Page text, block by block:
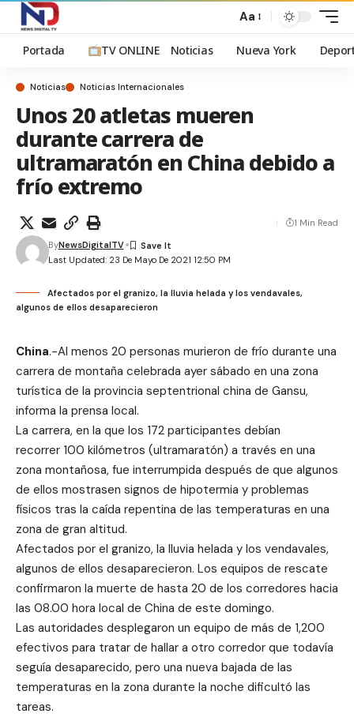
Aa
Portada TV ONLINE Noticias Nueva York
Noticias Noticias Internacionales
Unos 20 atletas mueren
durante carrera de
ultramaratón en China debido a
frío extremo
Last Updated: 23 De Mayo De 2021 12:50 PM
ByNewsDigitalTV
1 Min Read
Afectados por el granizo, la lluvia helada y los vendavales,
algunos de ellos desaparecieron
China.-Al menos 20 personas murieron de frío durante una
carrera de montaña celebrada ayer sábado en una zona
turística de la provincia septentrional china de Gansu,
informa la prensa local.
La carrera, en la que los 172 participantes debían
recorrer 100 kilómetros (ultramaratón) a través en una
zona montañosa, fue interrumpida después de que algunos
de ellos mostrasen signos de hipotermia y problemas
físicos tras la caída repentina de las temperaturas en una
zona de gran altitud.
Afectados por el granizo, la lluvia helada y los vendavales,
algunos de ellos desaparecieron. Los equipos de rescate
confirmaron la muerte de hasta 20 de los corredores hacia
las 08.00 hora local de China de este domingo.
Las autoridades desplegaron un equipo de más de 1,200
efectivos para tratar de hallar a otro corredor que todavía
seguía desaparecido, pero una nueva bajada de las
temperaturas en la zona durante la noche dificultó las
tareas.